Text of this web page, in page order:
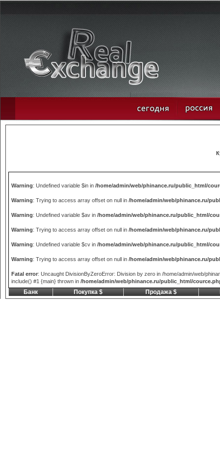
Warning: Undefined variable $in in /home/admin/web/phinance.ru/public_html/
Warning: Trying to access array offset on null in /home/admin/web/phinance.ru/
Warning: Undefined variable $av in /home/admin/web/phinance.ru/public_html/
Warning: Trying to access array offset on null in /home/admin/web/phinance.ru/
Warning: Undefined variable $cv in /home/admin/web/phinance.ru/public_html/
Warning: Trying to access array offset on null in /home/admin/web/phinance.ru/
Fatal error: Uncaught DivisionByZeroError: Division by zero in /home/admin/web/
include() #1 {main} thrown in /home/admin/web/phinance.ru/public_html/
Банк Покупка $ Продажа $